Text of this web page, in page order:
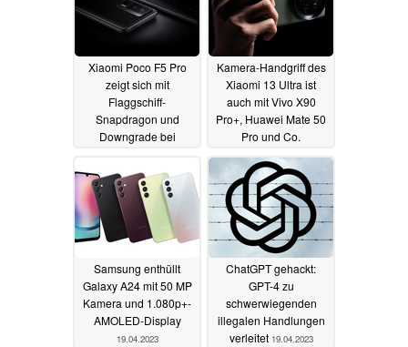
Xiaomi Poco F5 Pro
zeigt sich mit
Flaggschiff-
Snapdragon und
Downgrade bei
Kamera-Handgriff des
Xiaomi 13 Ultra ist
auch mit Vivo X90
Pro+, Huawei Mate 50
Pro und Co.
kompatibel 19.04.2023
Samsung enthüllt
Galaxy A24 mit 50 MP
Kamera und 1.080p+-
AMOLED-Display
19.04.2023
ChatGPT gehackt:
GPT-4 zu
schwerwiegenden
illegalen Handlungen
verleitet 19.04.2023